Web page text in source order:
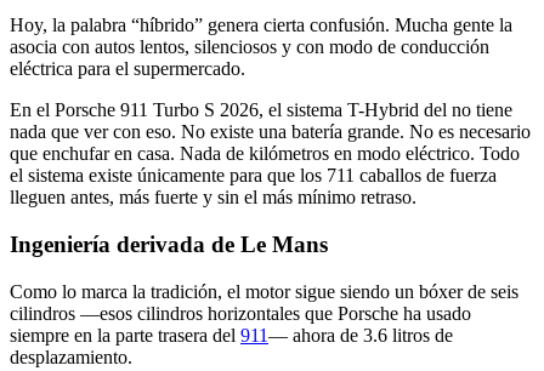
Hoy, la palabra “híbrido” genera cierta confusión. Mucha gente la
asocia con autos lentos, silenciosos y con modo de conducción
eléctrica para el supermercado.
En el Porsche 911 Turbo S 2026, el sistema T-Hybrid del no tiene
nada que ver con eso. No existe una batería grande. No es necesario
que enchufar en casa. Nada de kilómetros en modo eléctrico. Todo
el sistema existe únicamente para que los 711 caballos de fuerza
lleguen antes, más fuerte y sin el más mínimo retraso.
Ingeniería derivada de Le Mans
Como lo marca la tradición, el motor sigue siendo un bóxer de seis
cilindros —esos cilindros horizontales que Porsche ha usado
siempre en la parte trasera del 911— ahora de 3.6 litros de
desplazamiento.